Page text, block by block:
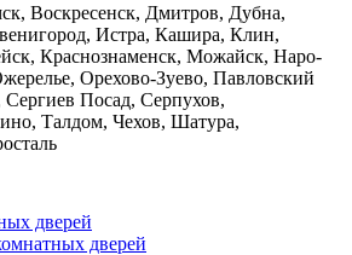
Воскресенск, Дмитров, Дубна,
Истра, Кашира, Клин,
Краснознаменск, Можайск, Наро-
Орехово-Зуево, Павловский
Посад, Серпухов,
Талдом, Чехов, Шатура,
дверей
дверей